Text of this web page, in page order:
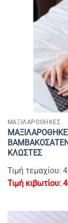
ΜΑΞΙΛΑΡΟΘΗΚΕΣ
ΒΑΜΒΑΚΟΣΑΤΕΝ
ΚΛΩΣΤΕΣ
Τιμή τεμαχίου: